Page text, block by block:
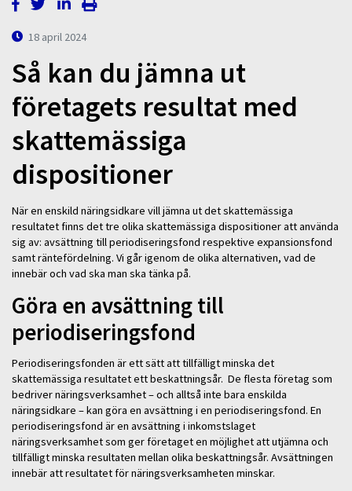
18 april 2024
Så kan du jämna ut
företagets resultat med
skattemässiga
dispositioner
När en enskild näringsidkare vill jämna ut det skattemässiga
resultatet finns det tre olika skattemässiga dispositioner att använda
sig av: avsättning till periodiseringsfond respektive expansionsfond
samt räntefördelning. Vi går igenom de olika alternativen, vad de
innebär och vad ska man ska tänka på.
Göra en avsättning till
periodiseringsfond
Periodiseringsfonden är ett sätt att tillfälligt minska det
skattemässiga resultatet ett beskattningsår. De flesta företag som
bedriver näringsverksamhet – och alltså inte bara enskilda
näringsidkare – kan göra en avsättning i en periodiseringsfond. En
periodiseringsfond är en avsättning i inkomstslaget
näringsverksamhet som ger företaget en möjlighet att utjämna och
tillfälligt minska resultaten mellan olika beskattningsår. Avsättningen
innebär att resultatet för näringsverksamheten minskar.